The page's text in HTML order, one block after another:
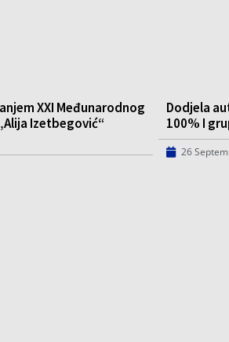
XXI Međunarodnog
Izetbegović“
Dodjela
100% I
26